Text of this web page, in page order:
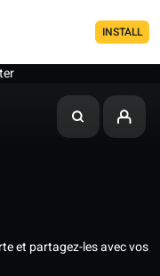
INSTALL
et partagez-les avec vos